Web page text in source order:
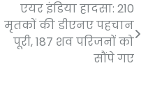
एयर इंडिया हादसा: 210
मृतकों की डीएनए पहचान
पूरी, 187 शव परिजनों को
सौंपे गए